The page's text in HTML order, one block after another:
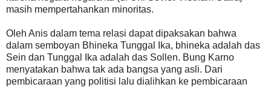
masih mempertahankan minoritas.
Oleh Anis dalam tema relasi dapat dipaksakan bahwa
dalam semboyan Bhineka Tunggal Ika, bhineka adalah das
Sein dan Tunggal Ika adalah das Sollen. Bung Karno
menyatakan bahwa tak ada bangsa yang asli. Dari
pembicaraan yang politisi lalu dialihkan ke pembicaraan